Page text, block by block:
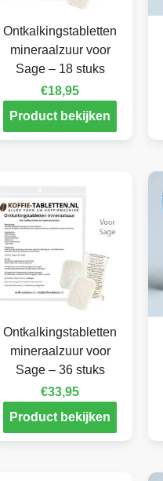
Ontkalkingstabletten
mineraalzuur voor
Sage – 18 stuks
€18,95
Product bekijken
Ontkalkingstabletten
mineraalzuur voor
Sage – 36 stuks
€33,95
Product bekijken